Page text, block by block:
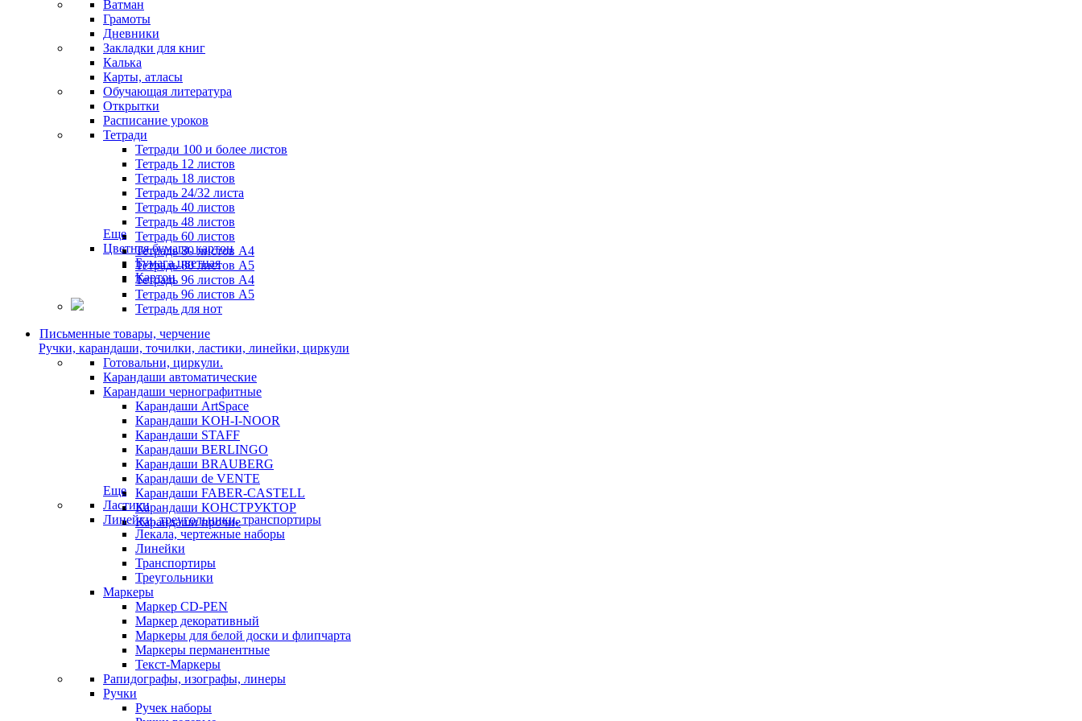
Ватман
Грамоты
Дневники
Закладки для книг
Калька
Карты, атласы
Обучающая литература
Открытки
Расписание уроков
Тетради
Тетради 100 и более листов
Тетрадь 12 листов
Тетрадь 18 листов
Тетрадь 24/32 листа
Тетрадь 40 листов
Тетрадь 48 листов
Тетрадь 60 листов
Тетрадь 80 листов А4
Тетрадь 80 листов А5
Тетрадь 96 листов А4
Тетрадь 96 листов А5
Тетрадь для нот
Еще
Цветная бумага, картон
Бумага цветная
Картон
Письменные товары, черчение
Ручки, карандаши, точилки, ластики, линейки, циркули
Готовальни, циркули.
Карандаши автоматические
Карандаши чернографитные
Карандаши ArtSpace
Карандаши KOH-I-NOOR
Карандаши STAFF
Карандаши BERLINGO
Карандаши BRAUBERG
Карандаши de VENTE
Карандаши FABER-CASTELL
Карандаши КОНСТРУКТОР
Карандаши прочие
Еще
Ластики
Линейки, треугольники, транспортиры
Лекала, чертежные наборы
Линейки
Транспортиры
Треугольники
Маркеры
Маркер CD-PEN
Маркер декоративный
Маркеры для белой доски и флипчарта
Маркеры перманентные
Текст-Маркеры
Рапидографы, изографы, линеры
Ручки
Ручек наборы